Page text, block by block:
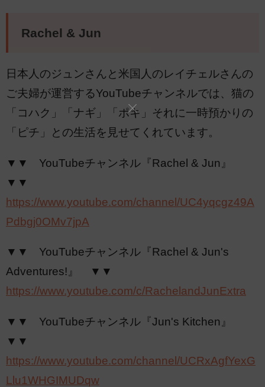
Rachel & Jun
日本人のジュンさんと米国人のレイチェルさんの
ご夫婦が運営するYouTubeチャンネルでは、猫の
「コハク」「ナギ」「ポキ」それに一時預かりの
「ピチ」との生活を見せてくれています。
▼▼ YouTubeチャンネル『Rachel & Jun』
▼▼
https://www.youtube.com/channel/UC4yqcgz49A
Pdbgj0OMv7jpA
▼▼ YouTubeチャンネル『Rachel & Jun's
Adventures!』 ▼▼
https://www.youtube.com/c/RachelandJunExtra
▼▼ YouTubeチャンネル『Jun's Kitchen』
▼▼
https://www.youtube.com/channel/UCRxAgfYexG
Llu1WHGIMUDqw